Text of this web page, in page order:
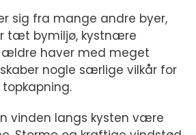
sig fra mange andre byer,
tæt bymiljø, kystnære
haver med meget
nogle særlige vilkår for
vinden langs kysten være